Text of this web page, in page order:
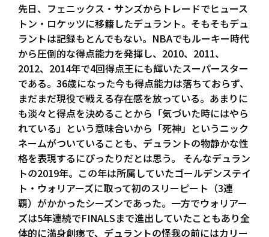
先日、フェニックス・サンズからトレードでヒュース
トン・ロケッツに移籍したデュラント。そもそもデュ
ラントは記録もとんでもない。NBAでもルーキー時代
から圧倒的な得点能力を発揮し、2010、2011、
2012、2014年で4回得点王にも輝いたスーパースター
である。36歳になった今も得点能力は落ちておらず、
まだまだ現役で戦える存在感を放っている。あまりに
も淡々と得点を決めることから「気づいた時にはやら
れている」という意味合いから「死神」というニック
ネームがついていることも、デュラントの物静かな性
格を表現するにぴったりだとは思う。 そんなデュラン
トの2019年。この年は所属していたゴールデンステイ
ト・ウォリアーズに取って初のスリーピート（3連
覇）がかかったシーズンであった。一方でウォリアー
ズは5年連続でFINALSまで進出していたこともあり全
体的に満身創痍で、デュラントの怪我の前にはカリー